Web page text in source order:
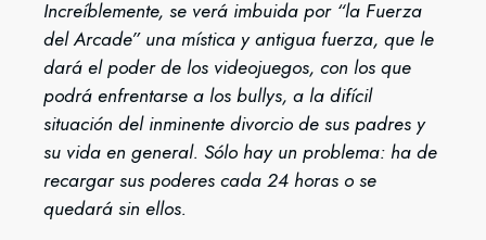
Increíblemente, se verá imbuida por “la Fuerza
del Arcade” una mística y antigua fuerza, que le
dará el poder de los videojuegos, con los que
podrá enfrentarse a los bullys, a la difícil
situación del inminente divorcio de sus padres y
su vida en general. Sólo hay un problema: ha de
recargar sus poderes cada 24 horas o se
quedará sin ellos.